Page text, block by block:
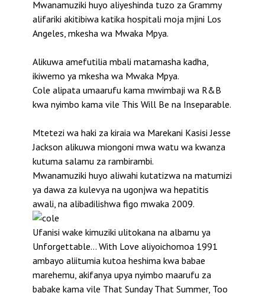
Mwanamuziki huyo aliyeshinda tuzo za Grammy
alifariki akitibiwa katika hospitali moja mjini Los
Angeles, mkesha wa Mwaka Mpya.
Alikuwa amefutilia mbali matamasha kadha,
ikiwemo ya mkesha wa Mwaka Mpya.
Cole alipata umaarufu kama mwimbaji wa R&B
kwa nyimbo kama vile This Will Be na Inseparable.
Mtetezi wa haki za kiraia wa Marekani Kasisi Jesse
Jackson alikuwa miongoni mwa watu wa kwanza
kutuma salamu za rambirambi.
Mwanamuziki huyo aliwahi kutatizwa na matumizi
ya dawa za kulevya na ugonjwa wa hepatitis
awali, na alibadilishwa figo mwaka 2009.
Ufanisi wake kimuziki ulitokana na albamu ya
Unforgettable… With Love aliyoichomoa 1991
ambayo aliitumia kutoa heshima kwa babae
marehemu, akifanya upya nyimbo maarufu za
babake kama vile That Sunday That Summer, Too